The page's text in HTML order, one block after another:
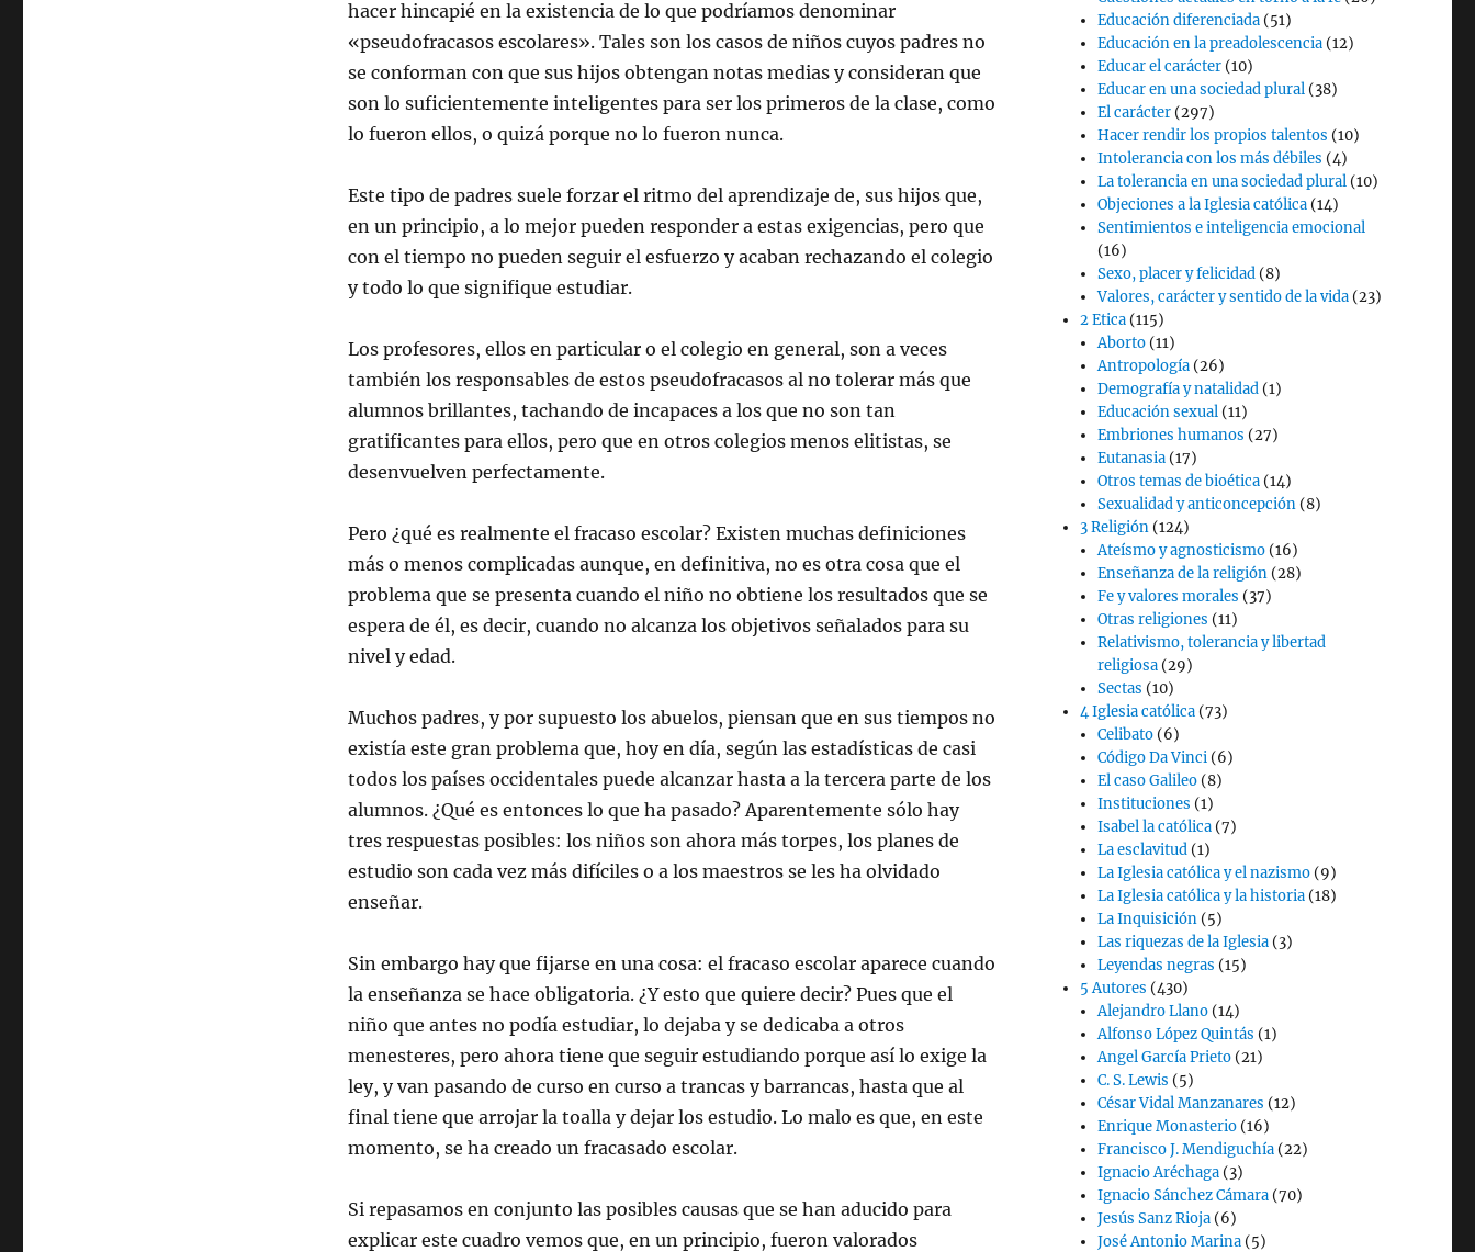
hacer hincapié en la existencia de lo que podríamos denominar
«pseudofracasos escolares». Tales son los casos de niños cuyos padres no
se conforman con que sus hijos obtengan notas medias y consideran que
son lo suficientemente inteligentes para ser los primeros de la clase, como
lo fueron ellos, o quizá porque no lo fueron nunca.
Este tipo de padres suele forzar el ritmo del aprendizaje de, sus hijos que,
en un principio, a lo mejor pueden responder a estas exigencias, pero que
con el tiempo no pueden seguir el esfuerzo y acaban rechazando el colegio
y todo lo que signifique estudiar.
Los profesores, ellos en particular o el colegio en general, son a veces
también los responsables de estos pseudofracasos al no tolerar más que
alumnos brillantes, tachando de incapaces a los que no son tan
gratificantes para ellos, pero que en otros colegios menos elitistas, se
desenvuelven perfectamente.
Pero ¿qué es realmente el fracaso escolar? Existen muchas definiciones
más o menos complicadas aunque, en definitiva, no es otra cosa que el
problema que se presenta cuando el niño no obtiene los resultados que se
espera de él, es decir, cuando no alcanza los objetivos señalados para su
nivel y edad.
Muchos padres, y por supuesto los abuelos, piensan que en sus tiempos no
existía este gran problema que, hoy en día, según las estadísticas de casi
todos los países occidentales puede alcanzar hasta a la tercera parte de los
alumnos. ¿Qué es entonces lo que ha pasado? Aparentemente sólo hay
tres respuestas posibles: los niños son ahora más torpes, los planes de
estudio son cada vez más difíciles o a los maestros se les ha olvidado
enseñar.
Sin embargo hay que fijarse en una cosa: el fracaso escolar aparece cuando
la enseñanza se hace obligatoria. ¿Y esto que quiere decir? Pues que el
niño que antes no podía estudiar, lo dejaba y se dedicaba a otros
menesteres, pero ahora tiene que seguir estudiando porque así lo exige la
ley, y van pasando de curso en curso a trancas y barrancas, hasta que al
final tiene que arrojar la toalla y dejar los estudio. Lo malo es que, en este
momento, se ha creado un fracasado escolar.
Si repasamos en conjunto las posibles causas que se han aducido para
explicar este cuadro vemos que, en un principio, fueron valorados
Educación diferenciada (51)
Educación en la preadolescencia (12)
Educar el carácter (10)
Educar en una sociedad plural (38)
El carácter (297)
Hacer rendir los propios talentos (10)
Intolerancia con los más débiles (4)
La tolerancia en una sociedad plural (10)
Objeciones a la Iglesia católica (14)
Sentimientos e inteligencia emocional
(16)
Sexo, placer y felicidad (8)
Valores, carácter y sentido de la vida (23)
2 Etica (115)
Aborto (11)
Antropología (26)
Demografía y natalidad (1)
Educación sexual (11)
Embriones humanos (27)
Eutanasia (17)
Otros temas de bioética (14)
Sexualidad y anticoncepción (8)
3 Religión (124)
Ateísmo y agnosticismo (16)
Enseñanza de la religión (28)
Fe y valores morales (37)
Otras religiones (11)
Relativismo, tolerancia y libertad
religiosa (29)
Sectas (10)
4 Iglesia católica (73)
Celibato (6)
Código Da Vinci (6)
El caso Galileo (8)
Instituciones (1)
Isabel la católica (7)
La esclavitud (1)
La Iglesia católica y el nazismo (9)
La Iglesia católica y la historia (18)
La Inquisición (5)
Las riquezas de la Iglesia (3)
Leyendas negras (15)
5 Autores (430)
Alejandro Llano (14)
Alfonso López Quintás (1)
Angel García Prieto (21)
C. S. Lewis (5)
César Vidal Manzanares (12)
Enrique Monasterio (16)
Francisco J. Mendiguchía (22)
Ignacio Aréchaga (3)
Ignacio Sánchez Cámara (70)
Jesús Sanz Rioja (6)
José Antonio Marina (5)